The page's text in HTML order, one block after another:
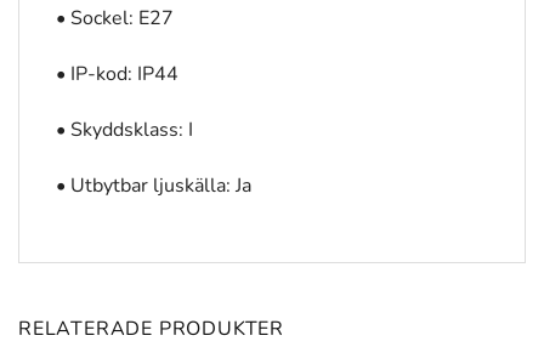
• Sockel: E27
• IP-kod: IP44
• Skyddsklass: I
• Utbytbar ljuskälla: Ja
RELATERADE PRODUKTER